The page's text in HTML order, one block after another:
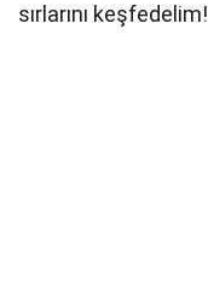
sırlarını keşfedelim!